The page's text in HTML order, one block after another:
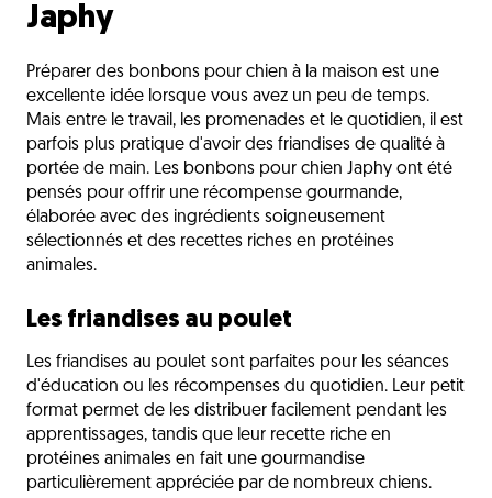
Japhy
Préparer des bonbons pour chien à la maison est une
excellente idée lorsque vous avez un peu de temps.
Mais entre le travail, les promenades et le quotidien, il est
parfois plus pratique d'avoir des friandises de qualité à
portée de main. Les bonbons pour chien Japhy ont été
pensés pour offrir une récompense gourmande,
élaborée avec des ingrédients soigneusement
sélectionnés et des recettes riches en protéines
animales.
Les friandises au poulet
Les friandises au poulet sont parfaites pour les séances
d'éducation ou les récompenses du quotidien. Leur petit
format permet de les distribuer facilement pendant les
apprentissages, tandis que leur recette riche en
protéines animales en fait une gourmandise
particulièrement appréciée par de nombreux chiens.